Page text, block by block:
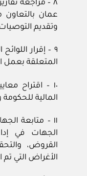
٨ – مراجعة
عمان
وتقديم التوصيات
٩ – إقرار
المتعلقة بعمل
١٠ – اقتراح
المالية
١١ – متابعة
الجهات في
القروض،
الأغراض التي